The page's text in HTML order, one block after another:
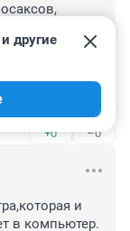
населения и
+0 –0
другие
и
в компьютер.